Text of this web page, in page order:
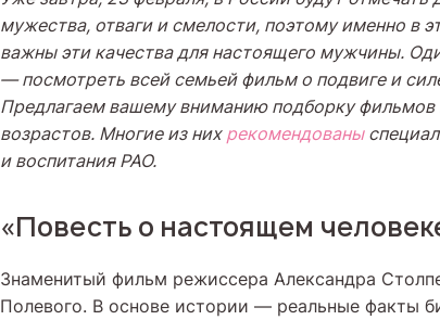
мужества, отваги и смелости, поэтому именно в
важны эти качества для настоящего мужчины.
— посмотреть всей семьей фильм о подвиге и
Предлагаем вашему вниманию подборку фильмов
возрастов. Многие из нихрекомендованы
и воспитания РАО.
«Повесть о настоящем
Знаменитый фильм режиссера Александра
Полевого. В основе истории — реальные факты